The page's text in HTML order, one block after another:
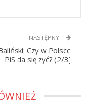
NASTĘPNY
Czy w Polsce
PiS da się żyć? (2/3)